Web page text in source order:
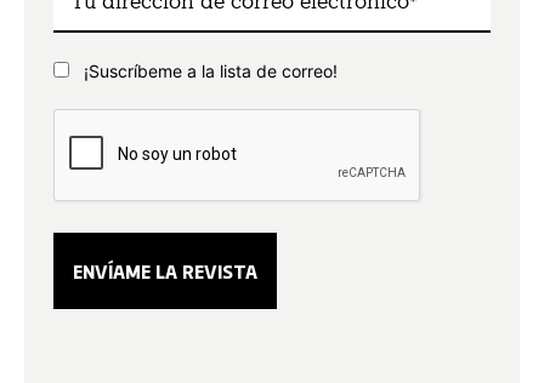
¡Suscríbeme a la lista de correo!